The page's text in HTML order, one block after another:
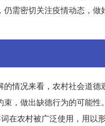
需密切关注疫情动态，
情况来看，农村社会道
，做出缺德行为的可能
在农村被广泛使用，用以